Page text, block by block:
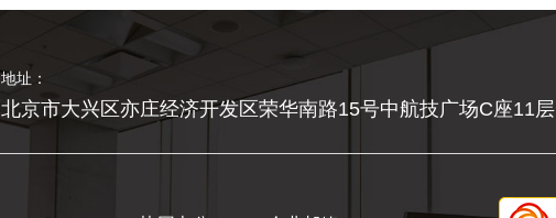
地址：
北京市大兴区亦庄经济开发区荣华南路15号中航技广场C座11层